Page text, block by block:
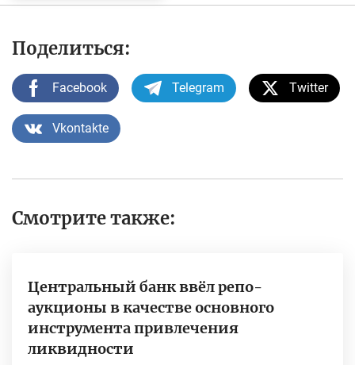
Поделиться:
Facebook Telegram Twitter
Vkontakte
Смотрите также:
Центральный банк ввёл репо-
аукционы в качестве основного
инструмента привлечения
ликвидности